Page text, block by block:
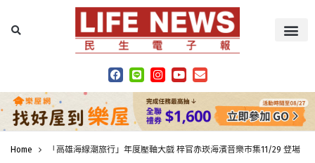
Home 「高雄海線潮旅行」年度壓軸大戲 梓官赤崁海濱音樂市集11/29 登場